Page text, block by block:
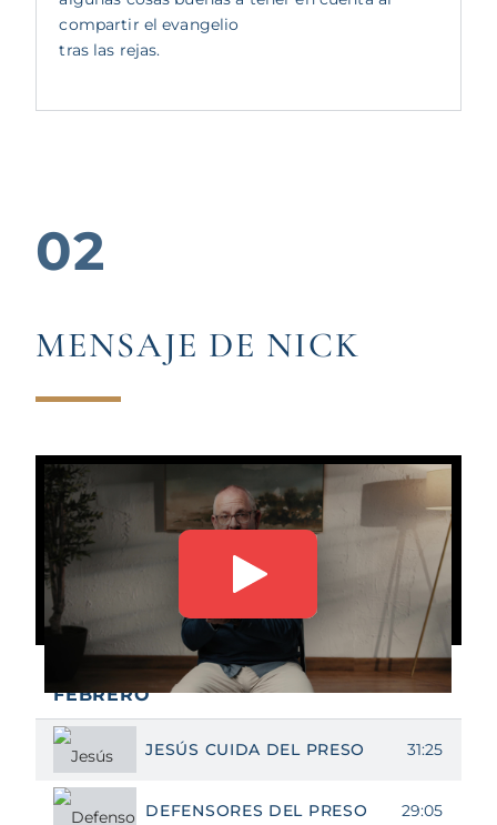
compartir el evangelio
tras las rejas.
02
MENSAJE DE NICK
MENSAJES EVANGÉLICOS DE
FEBRERO
JESÚS CUIDA DEL PRESO 31:25
DEFENSORES DEL PRESO 29:05